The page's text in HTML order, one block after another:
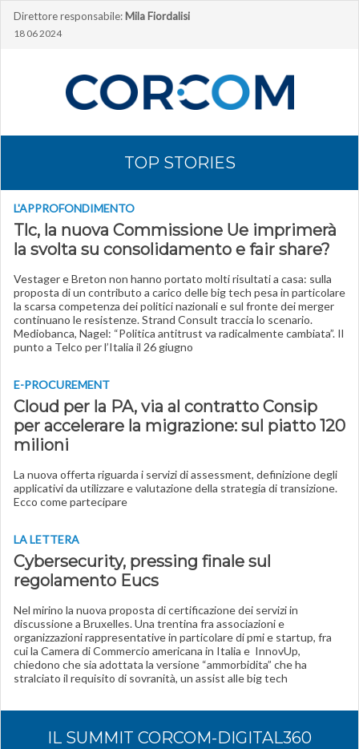
Direttore responsabile: Mila Fiordalisi
18 06 2024
TOP STORIES
L'APPROFONDIMENTO
Tlc, la nuova Commissione Ue imprimerà
la svolta su consolidamento e fair share?
Vestager e Breton non hanno portato molti risultati a casa: sulla
proposta di un contributo a carico delle big tech pesa in particolare
la scarsa competenza dei politici nazionali e sul fronte dei merger
continuano le resistenze. Strand Consult traccia lo scenario.
Mediobanca, Nagel: “Politica antitrust va radicalmente cambiata”. Il
punto a Telco per l’Italia il 26 giugno
E-PROCUREMENT
Cloud per la PA, via al contratto Consip
per accelerare la migrazione: sul piatto 120
milioni
La nuova offerta riguarda i servizi di assessment, definizione degli
applicativi da utilizzare e valutazione della strategia di transizione.
Ecco come partecipare
LA LETTERA
Cybersecurity, pressing finale sul
regolamento Eucs
Nel mirino la nuova proposta di certificazione dei servizi in
discussione a Bruxelles. Una trentina fra associazioni e
organizzazioni rappresentative in particolare di pmi e startup, fra
cui la Camera di Commercio americana in Italia e InnovUp,
chiedono che sia adottata la versione “ammorbidita” che ha
stralciato il requisito di sovranità, un assist alle big tech
IL SUMMIT CORCOM-DIGITAL360